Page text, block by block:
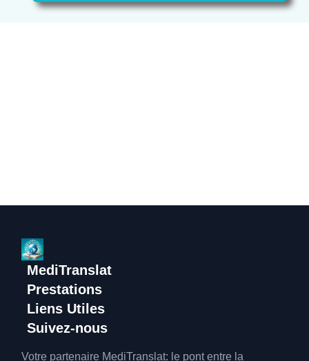
MediTranslat
Prestations
Liens Utiles
Suivez-nous
Votre partenaire MediTranslat: le pont entre la